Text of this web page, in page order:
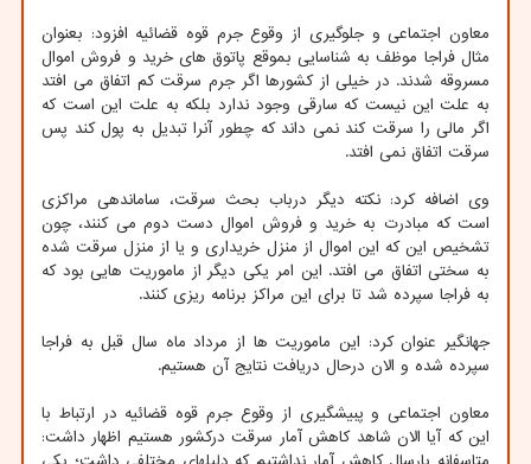
معاون اجتماعی و جلوگیری از وقوع جرم قوه قضائیه افزود: بعنوان
مثال فراجا موظف به شناسایی بموقع پاتوق های خرید و فروش اموال
مسروقه شدند. در خیلی از کشورها اگر جرم سرقت کم اتفاق می افتد
به علت این نیست که سارقی وجود ندارد بلکه به علت این است که
اگر مالی را سرقت کند نمی داند که چطور آنرا تبدیل به پول کند پس
سرقت اتفاق نمی افتد.
وی اضافه کرد: نکته دیگر درباب بحث سرقت، ساماندهی مراکزی
است که مبادرت به خرید و فروش اموال دست دوم می کنند، چون
تشخیص این که این اموال از منزل خریداری و یا از منزل سرقت شده
به سختی اتفاق می افتد. این امر یکی دیگر از ماموریت هایی بود که
به فراجا سپرده شد تا برای این مراکز برنامه ریزی کنند.
جهانگیر عنوان کرد: این ماموریت ها از مرداد ماه سال قبل به فراجا
سپرده شده و الان درحال دریافت نتایج آن هستیم.
معاون اجتماعی و پبیشگیری از وقوع جرم قوه قضائیه در ارتباط با
این که آیا الان شاهد کاهش آمار سرقت درکشور هستیم اظهار داشت: